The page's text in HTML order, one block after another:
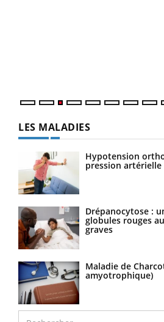
LES MALADIES
Hypotension
pression
Drépanocytose :
globules rouges
graves
Maladie de
amyotrophique)